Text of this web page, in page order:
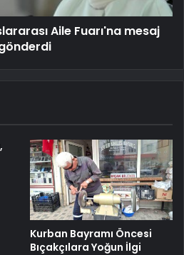
Aile Fuarı'na mesaj
Kurban Bayramı Öncesi
Bıçakçılara Yoğun İlgi